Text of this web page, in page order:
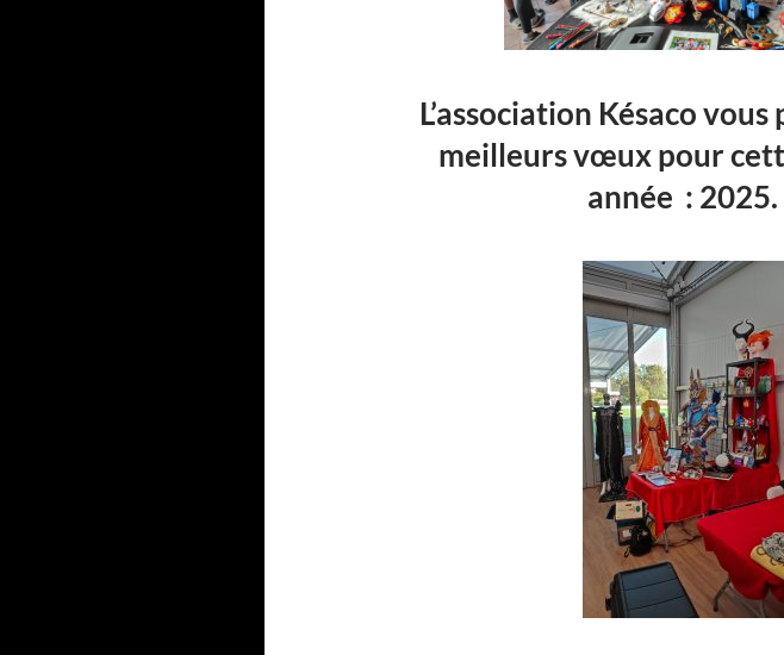
L’association Késaco vous
meilleurs vœux pour
année : 2025.